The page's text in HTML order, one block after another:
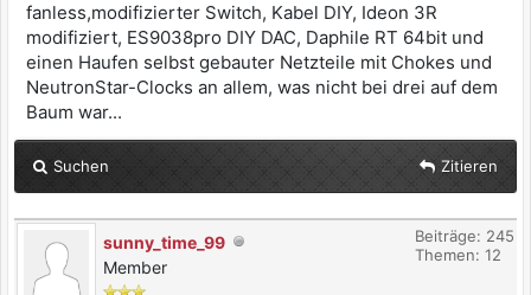
fanless,modifizierter Switch, Kabel DIY, Ideon 3R
modifiziert, ES9038pro DIY DAC, Daphile RT 64bit und
einen Haufen selbst gebauter Netzteile mit Chokes und
NeutronStar-Clocks an allem, was nicht bei drei auf dem
Baum war...
Suchen Zitieren
sunny_time_99
Member
Beiträge: 245
Themen: 12